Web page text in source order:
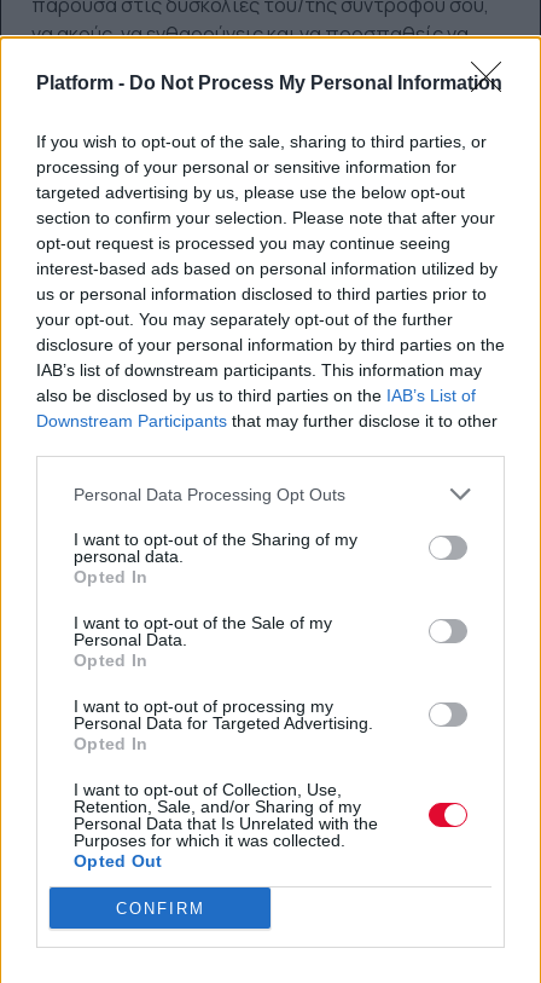
Platform - Do Not Process My Personal Information
If you wish to opt-out of the sale, sharing to third parties, or
processing of your personal or sensitive information for
targeted advertising by us, please use the below opt-out
section to confirm your selection. Please note that after your
opt-out request is processed you may continue seeing
interest-based ads based on personal information utilized by
us or personal information disclosed to third parties prior to
your opt-out. You may separately opt-out of the further
disclosure of your personal information by third parties on the
IAB’s list of downstream participants. This information may
also be disclosed by us to third parties on the IAB’s List of
Downstream Participants that may further disclose it to other
Personal Data Processing Opt Outs
I want to opt-out of the Sharing of my
personal data.
Opted In
I want to opt-out of the Sale of my
Personal Data.
Opted In
I want to opt-out of processing my
Personal Data for Targeted Advertising.
Opted In
I want to opt-out of Collection, Use,
Retention, Sale, and/or Sharing of my
Personal Data that Is Unrelated with the
Purposes for which it was collected.
Opted Out
CONFIRM
να ακούς, να ενθαρρύνεις και να προσπαθείς να
κρατήσεις την ισορροπία. Όταν όμως έρθει η δική
σου σειρά να χρειαστείς στήριξη, η ανταπόκριση να